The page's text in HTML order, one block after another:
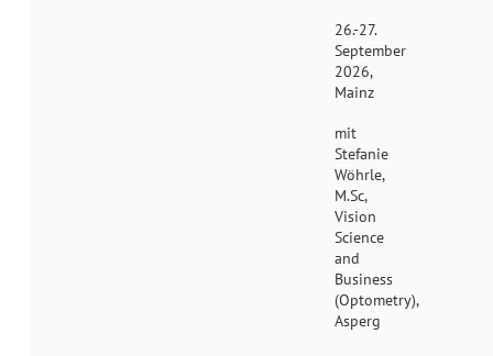
26.-27.
September
2026,
Mainz
mit
Stefanie
Wöhrle,
M.Sc,
Vision
Science
and
Business
(Optometry),
Asperg